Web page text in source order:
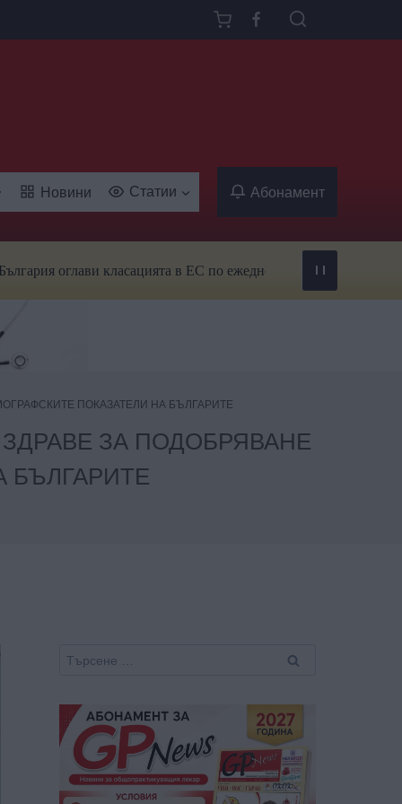
Новини Статии Абонамент
оглави класацията в ЕС по ежедневна употреба на тютюн
ПОКАЗАТЕЛИ НА БЪЛГАРИТЕ
ЗА ПОДОБРЯВАНЕ
БЪЛГАРИТЕ
Търсене